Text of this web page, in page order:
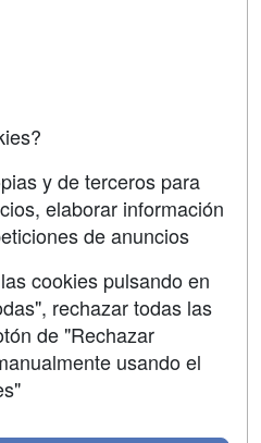
SÍGUENOS EN:
y de terceros para
elaborar información
de anuncios
cookies pulsando en
rechazar todas las
de "Rechazar
usando el